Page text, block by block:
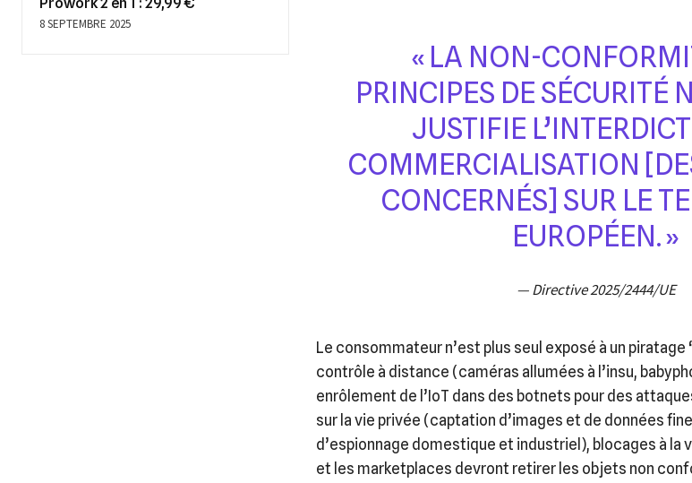
8 SEPTEMBRE 2025
« LA NON-
PRINCIPES DE SÉCURITÉ
JUSTIFIE
COMMERCIALISATION
CONCERNÉS] SUR LE
EUROPÉEN. »
— Directive 2025/2444/UE
Le consommateur n’est plus seul exposé à un
contrôle à distance (caméras allumées à l’insu,
enrôlement de l’IoT dans des botnets pour des
sur la vie privée (captation d’images et de données
d’espionnage domestique et industriel), blocages à la
et les marketplaces devront retirer les objets non